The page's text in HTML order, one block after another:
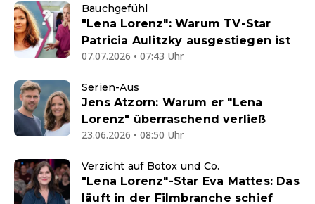
Bauchgefühl
"Lena Lorenz": Warum TV-Star
Patricia Aulitzky ausgestiegen ist
07.07.2026 • 07:43 Uhr
Serien-Aus
Jens Atzorn: Warum er "Lena
Lorenz" überraschend verließ
23.06.2026 • 08:50 Uhr
Verzicht auf Botox und Co.
"Lena Lorenz"-Star Eva Mattes: Das
läuft in der Filmbranche schief